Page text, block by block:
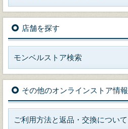
店舗を探す
モンベルストア検索
その他のオンラインストア情報
ご利用方法と返品・交換について